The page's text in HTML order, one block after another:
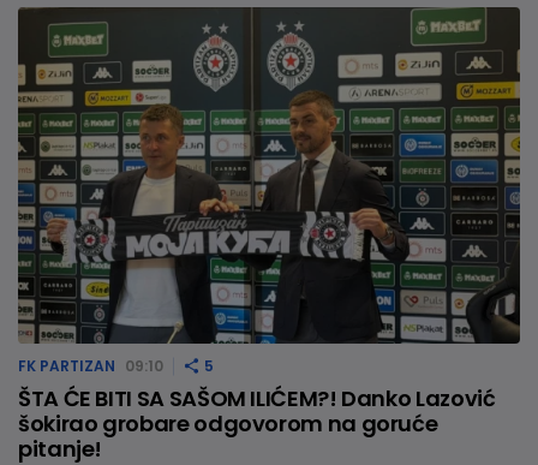
FK PARTIZAN 09:10 5
ŠTA ĆE BITI SA SAŠOM ILIĆEM?! Danko Lazović
šokirao grobare odgovorom na goruće
pitanje!